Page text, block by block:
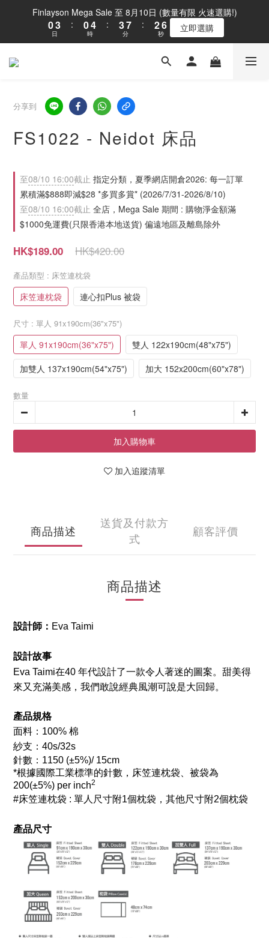
Finlayson Mega Sale 至 8月10日 (數量有限 火速選購!)
1
0
4
3
2
日
:
1
0
5
4
3
時
:
4
3
2
8
7
6
1
0
分
:
3
2
1
7
6
5
3
秒 立即選購
分享到
FS1022 - Neidot 床品
至08/10 16:00截止 指定分類，夏季網店開倉2026: 每一訂單
累積滿$888即減$28 *多買多賞* (2026/7/31-2026/8/10)
至08/10 16:00截止 全店，Mega Sale 期間 : 購物淨金額滿
$1000免運費(只限香港本地送貨) 偏遠地區及離島除外
HK$420.00
HK$189.00
產品類型 : 床笠連枕袋
床笠連枕袋 連心扣Plus 被袋
尺寸 : 單人 91x190cm(36"x75")
單人 91x190cm(36"x75")
雙人 122x190cm(48"x75")
加雙人 137x190cm(54"x75")
加大 152x200cm(60"x78")
數量
加入購物車
加入追蹤清單
商品描述
送貨及付款方
式
顧客評價
商品描述
設計師： Eva Taimi
設計故事
Eva Taimi在40 年代設計了一款令人著迷的圖案。甜美得
來又充滿美感，我們敢說經典風潮可說是大回歸。
產品規格
面料：100% 棉
紗支：40s/32s
針數：1150 (±5%)/ 15cm
*根據國際工業標準的針數，床笠連枕袋、被袋為
200(±5%) per inch2
#床笠連枕袋 : 單人尺寸附1個枕袋，其他尺寸附2個枕袋
產品尺寸